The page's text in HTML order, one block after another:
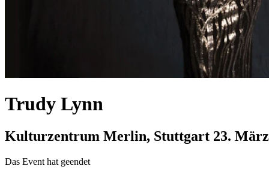
Trudy Lynn
Kulturzentrum Merlin, Stuttgart 23.
Das Event hat geendet